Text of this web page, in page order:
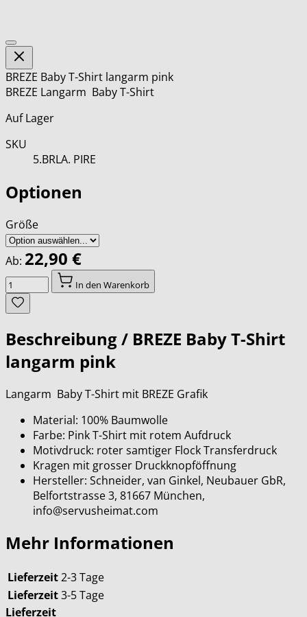
BREZE Baby T-Shirt langarm pink
BREZE Langarm Baby T-Shirt
Auf Lager
SKU
5.BRLA. PIRE
Optionen
Größe
Ab: 22,90 €
Menge
In den Warenkorb
Beschreibung / BREZE Baby T-Shirt
langarm pink
Langarm Baby T-Shirt mit BREZE Grafik
Material: 100% Baumwolle
Farbe: Pink T-Shirt mit rotem Aufdruck
Motivdruck: roter samtiger Flock Transferdruck
Kragen mit grosser Druckknopföffnung
Hersteller: Schneider, van Ginkel, Neubauer GbR,
Belfortstrasse 3, 81667 München,
info@servusheimat.com
Mehr Informationen
Lieferzeit2-3 Tage
Lieferzeit3-5 Tage
Lieferzeit